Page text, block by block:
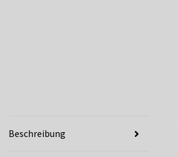
Beschreibung